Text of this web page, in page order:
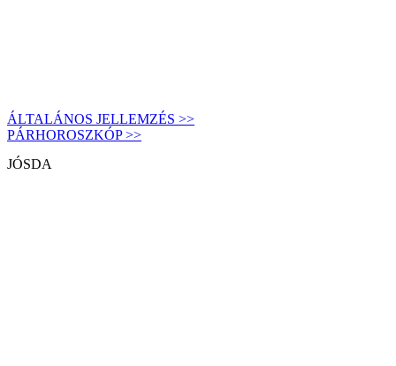
ÁLTALÁNOS JELLEMZÉS >>
PÁRHOROSZKÓP >>
JÓSDA